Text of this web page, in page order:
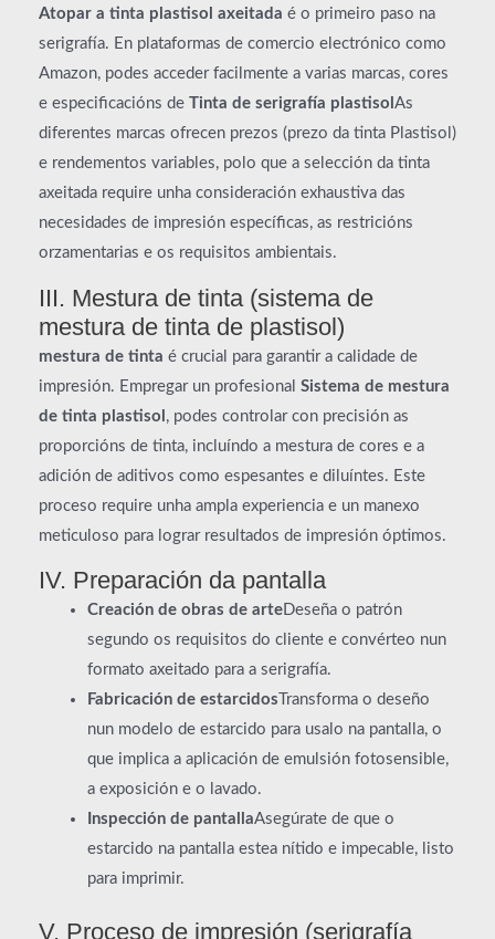
Atopar a tinta plastisol axeitada é o primeiro paso na
serigrafía. En plataformas de comercio electrónico como
Amazon, podes acceder facilmente a varias marcas, cores
e especificacións de Tinta de serigrafía plastisol As
diferentes marcas ofrecen prezos (prezo da tinta Plastisol)
e rendementos variables, polo que a selección da tinta
axeitada require unha consideración exhaustiva das
necesidades de impresión específicas, as restricións
orzamentarias e os requisitos ambientais.
III. Mestura de tinta (sistema de
mestura de tinta de plastisol)
mestura de tinta é crucial para garantir a calidade de
impresión. Empregar un profesional Sistema de mestura
de tinta plastisol , podes controlar con precisión as
proporcións de tinta, incluíndo a mestura de cores e a
adición de aditivos como espesantes e diluíntes. Este
proceso require unha ampla experiencia e un manexo
meticuloso para lograr resultados de impresión óptimos.
IV. Preparación da pantalla
Creación de obras de arteDeseña o patrón
segundo os requisitos do cliente e convérteo nun
formato axeitado para a serigrafía.
Fabricación de estarcidos Transforma o deseño
nun modelo de estarcido para usalo na pantalla, o
que implica a aplicación de emulsión fotosensible,
a exposición e o lavado.
Inspección de pantallaAsegúrate de que o
estarcido na pantalla estea nítido e impecable, listo
para imprimir.
V. Proceso de impresión (serigrafía